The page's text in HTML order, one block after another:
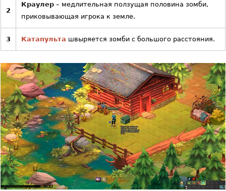
2
Краулер – медлительная ползущая половина зомби,
приковывающая игрока к земле.
3 Катапульта швыряется зомби с большого расстояния.